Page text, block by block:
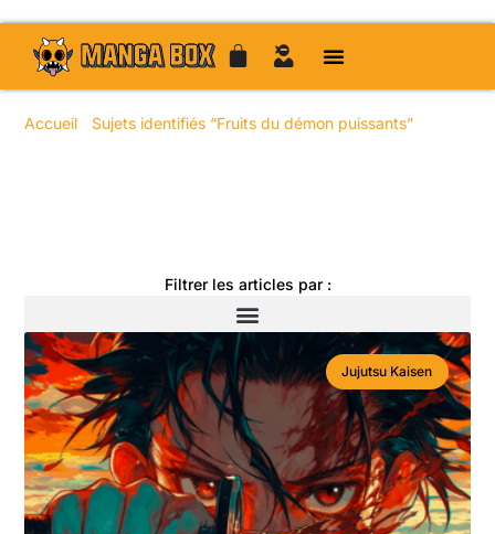
Accueil Sujets identifiés “Fruits du démon puissants”
Filtrer les articles par :
Jujutsu Kaisen